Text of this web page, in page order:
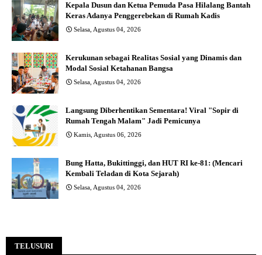
Kepala Dusun dan Ketua Pemuda Pasa Hilalang Bantah
Keras Adanya Penggerebekan di Rumah Kadis
Selasa, Agustus 04, 2026
Kerukunan sebagai Realitas Sosial yang Dinamis dan
Modal Sosial Ketahanan Bangsa
Selasa, Agustus 04, 2026
Langsung Diberhentikan Sementara! Viral "Sopir di
Rumah Tengah Malam" Jadi Pemicunya
Kamis, Agustus 06, 2026
Bung Hatta, Bukittinggi, dan HUT RI ke-81: (Mencari
Kembali Teladan di Kota Sejarah)
Selasa, Agustus 04, 2026
TELUSURI